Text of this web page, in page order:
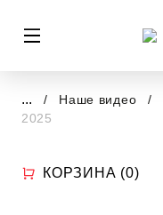
... Наше видео
2025
КОРЗИНА (0)